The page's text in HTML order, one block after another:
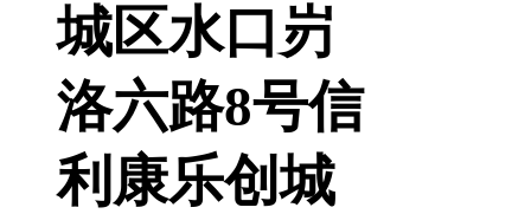
城区水口岃
洛六路8号信
利康乐创城